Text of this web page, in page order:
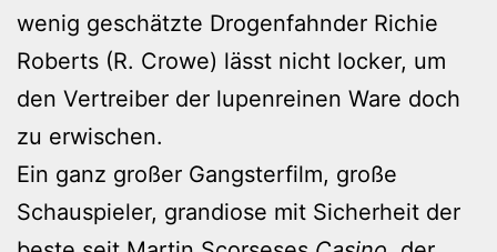
wenig geschätzte Drogenfahnder Richie
Roberts (R. Crowe) lässt nicht locker, um
den Vertreiber der lupenreinen Ware doch
zu erwischen.
Ein ganz großer Gangsterfilm, große
Schauspieler, grandiose mit Sicherheit der